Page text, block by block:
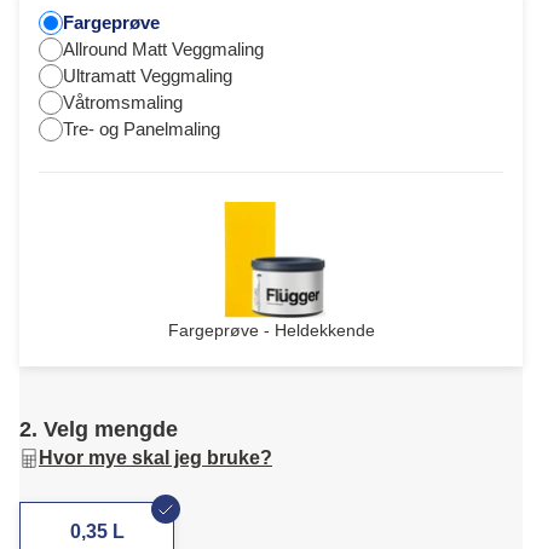
Fargeprøve
Allround Matt Veggmaling
Ultramatt Veggmaling
Våtromsmaling
Tre- og Panelmaling
Fargeprøve - Heldekkende
2. Velg mengde
Hvor mye skal jeg bruke?
0,35 L